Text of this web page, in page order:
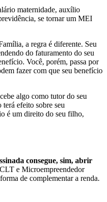
maternidade, auxílio
se tornar um MEI
a regra é diferente. Seu
do faturamento do seu
Você, porém, passa por
fazer com que seu benefício
algo como tutor do seu
efeito sobre seu
é um direito do seu filho,
consegue, sim, abrir
e Microempreendedor
de complementar a renda.